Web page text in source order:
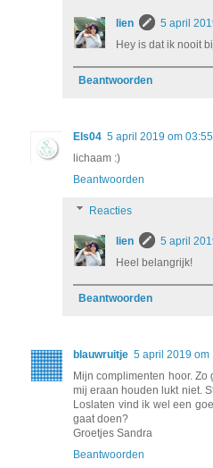
lien
5 april
Hey is dat ik nooit
Beantwoorden
Els04 5 april 2019 om 03:55
lichaam :)
Beantwoorden
Reacties
lien
5 april
Heel belangrijk!
Beantwoorden
blauwruitje 5 april 2019 om
Mijn complimenten hoor.
mij eraan houden lukt niet.
Loslaten vind ik wel een
gaat doen?
Groetjes Sandra
Beantwoorden